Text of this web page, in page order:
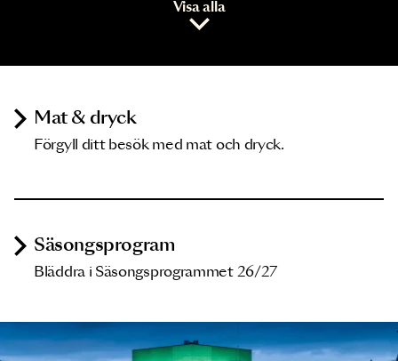
Visa alla
Mat & dryck
Förgyll ditt besök med mat och dryck.
Säsongsprogram
Bläddra i Säsongsprogrammet 26/27